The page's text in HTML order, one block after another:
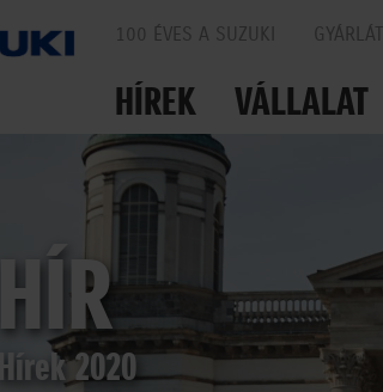
100 ÉVES A SUZUKI
HÍREK VÁLLALAT
EGYÜTT AZ UTAKON
HÍR
Hírek 2020